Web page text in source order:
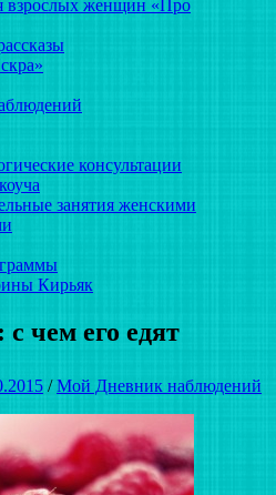
взрослых женщин «Про
консультации
занятия женскими
Кирьяк
чем его едят
/ Мой Дневник наблюдений